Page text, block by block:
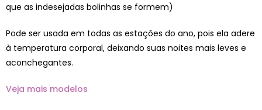
que as indesejadas bolinhas se formem)
Pode ser usada em todas as estações do ano, pois ela adere
à temperatura corporal, deixando suas noites mais leves e
aconchegantes.
Veja mais modelos